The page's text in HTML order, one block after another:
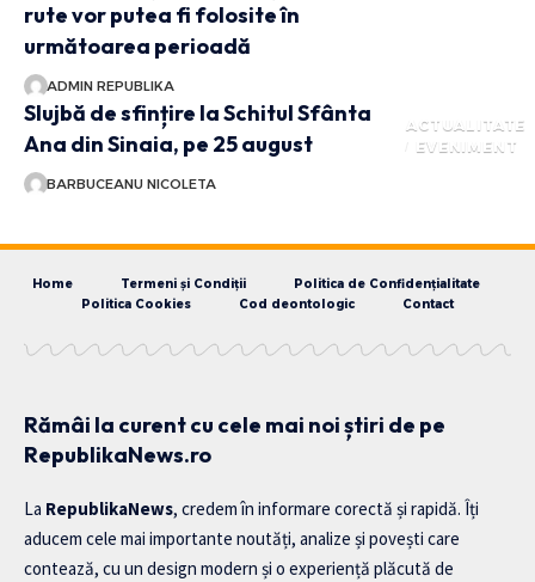
rute vor putea fi folosite în
următoarea perioadă
ADMIN REPUBLIKA
ACTUALITATE
EVENIMENT
Slujbă de sfințire la Schitul Sfânta
Ana din Sinaia, pe 25 august
BARBUCEANU NICOLETA
Home Termeni și Condiții
Politica de Confidențialitate
Politica Cookies
Cod deontologic Contact
Rămâi la curent cu cele mai noi știri de pe
RepublikaNews.ro
La RepublikaNews, credem în informare corectă și rapidă. Îți
aducem cele mai importante noutăți, analize și povești care
contează, cu un design modern și o experiență plăcută de